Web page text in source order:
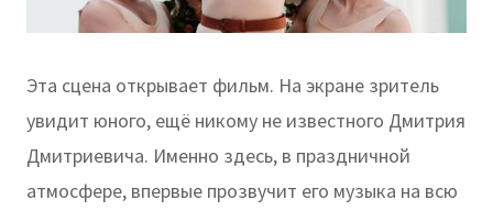
Эта сцена открывает фильм. На экране зритель
увидит юного, ещё никому не известного Дмитрия
Дмитриевича. Именно здесь, в праздничной
атмосфере, впервые прозвучит его музыка на всю